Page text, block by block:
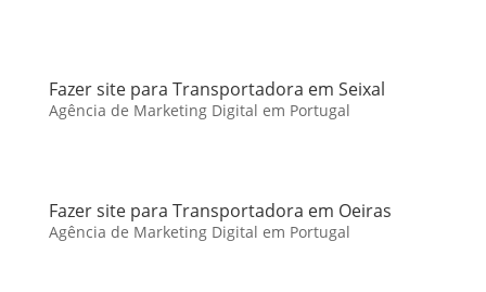
Fazer site para Transportadora em Seixal
Agência de Marketing Digital em Portugal
Fazer site para Transportadora em Oeiras
Agência de Marketing Digital em Portugal